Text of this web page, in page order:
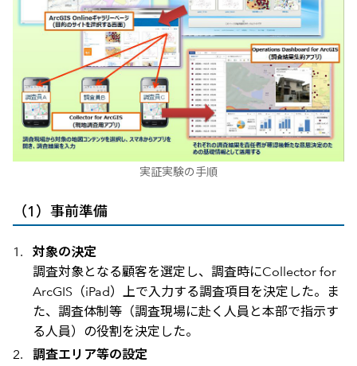
実証実験の手順
（1）事前準備
対象の決定
調査対象となる顧客を選定し、調査時にCollector for
ArcGIS（iPad）上で入力する調査項目を決定した。ま
た、調査体制等（調査現場に赴く人員と本部で指示す
る人員）の役割を決定した。
調査エリア等の設定